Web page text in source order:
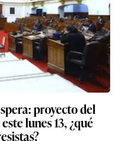
proyecto del
lunes 13, ¿qué